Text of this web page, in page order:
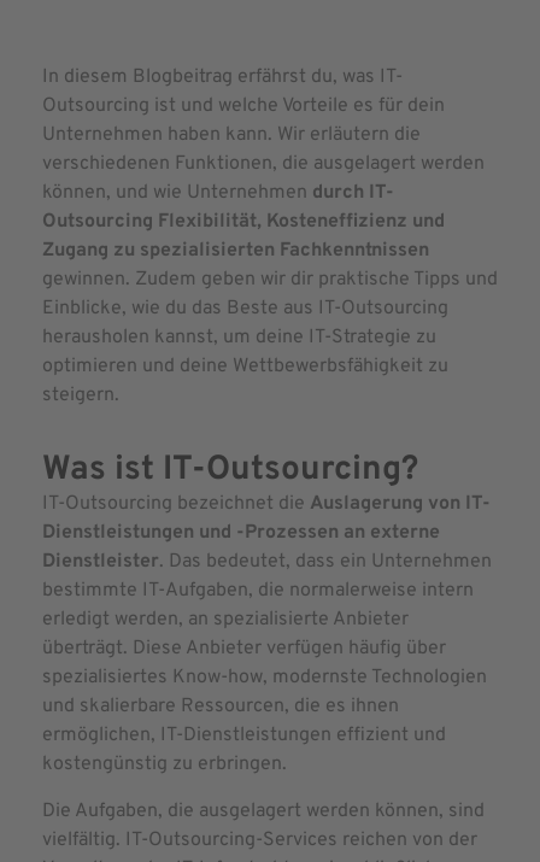
In diesem Blogbeitrag erfährst du, was IT-
Outsourcing ist und welche Vorteile es für dein
Unternehmen haben kann. Wir erläutern die
verschiedenen Funktionen, die ausgelagert werden
können, und wie Unternehmen durch IT-
Outsourcing Flexibilität, Kosteneffizienz und
Zugang zu spezialisierten Fachkenntnissen
gewinnen. Zudem geben wir dir praktische Tipps und
Einblicke, wie du das Beste aus IT-Outsourcing
herausholen kannst, um deine IT-Strategie zu
optimieren und deine Wettbewerbsfähigkeit zu
steigern.
Was ist IT-Outsourcing?
IT-Outsourcing bezeichnet die Auslagerung von IT-
Dienstleistungen und -Prozessen an externe
Dienstleister. Das bedeutet, dass ein Unternehmen
bestimmte IT-Aufgaben, die normalerweise intern
erledigt werden, an spezialisierte Anbieter
überträgt. Diese Anbieter verfügen häufig über
spezialisiertes Know-how, modernste Technologien
und skalierbare Ressourcen, die es ihnen
ermöglichen, IT-Dienstleistungen effizient und
kostengünstig zu erbringen.
Die Aufgaben, die ausgelagert werden können, sind
vielfältig. IT-Outsourcing-Services reichen von der